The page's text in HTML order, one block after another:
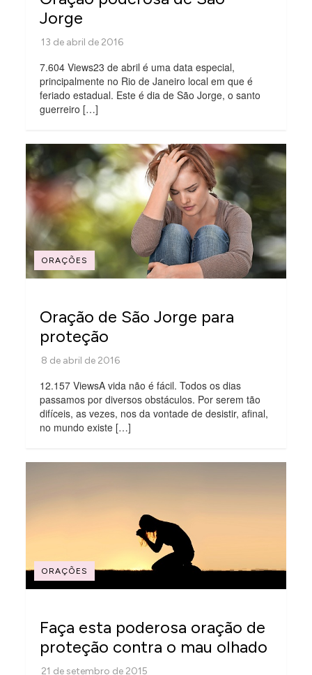
Jorge
7.604 Views23 de abril é uma data especial,
principalmente no Rio de Janeiro local em que é
feriado estadual. Este é dia de São Jorge, o santo
guerreiro […]
ORAÇÕES
Oração de São Jorge para
proteção
12.157 ViewsA vida não é fácil. Todos os dias
passamos por diversos obstáculos. Por serem tão
difíceis, as vezes, nos da vontade de desistir, afinal,
no mundo existe […]
ORAÇÕES
Faça esta poderosa oração de
proteção contra o mau olhado